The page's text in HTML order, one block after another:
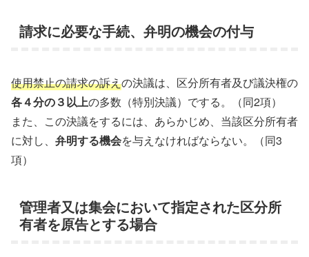
請求に必要な手続、弁明の機会の付与
使用禁止の請求の訴えの決議は、区分所有者及び議決権の
各４分の３以上の多数（特別決議）でする。（同2項）
また、この決議をするには、あらかじめ、当該区分所有者
に対し、 弁明する機会を与えなければならない。（同3
項）
管理者又は集会において指定された区分所
有者を原告とする場合